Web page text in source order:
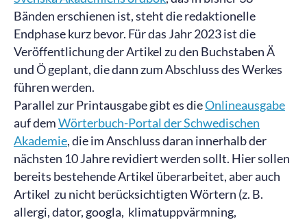
Bänden erschienen ist, steht die redaktionelle
Endphase kurz bevor. Für das Jahr 2023 ist die
Veröffentlichung der Artikel zu den Buchstaben Ä
und Ö geplant, die dann zum Abschluss des Werkes
führen werden.
Parallel zur Printausgabe gibt es dieOnlineausgabe
auf demWörterbuch-Portal der Schwedischen
Akademie, die im Anschluss daran innerhalb der
nächsten 10 Jahre revidiert werden sollt. Hier sollen
bereits bestehende Artikel überarbeitet, aber auch
Artikel zu nicht berücksichtigten Wörtern (z. B.
allergi, dator, googla, klimatuppvärmning,